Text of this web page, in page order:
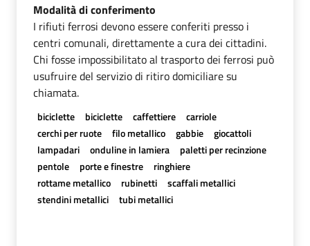
Modalità di conferimento
I rifiuti ferrosi devono essere conferiti presso i
centri comunali, direttamente a cura dei cittadini.
Chi fosse impossibilitato al trasporto dei ferrosi può
usufruire del servizio di ritiro domiciliare su
chiamata.
biciclette biciclette caffettiere
carriole
cerchi per ruote
filo metallico gabbie
giocattoli
lampadari
onduline in lamiera
paletti per recinzione
pentole
porte e finestre
ringhiere
rottame metallico
rubinetti
scaffali metallici
stendini metallici
tubi metallici